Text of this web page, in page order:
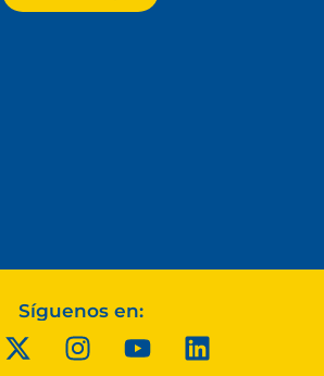
Síguenos en: